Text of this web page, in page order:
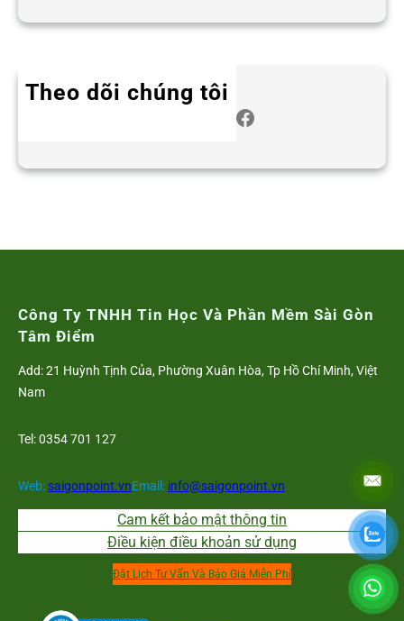
Theo dõi chúng tôi
Facebook
Công Ty TNHH Tin Học Và Phần Mềm Sài Gòn
Tâm Điểm
Add: 21 Huỳnh Tịnh Của, Phường Xuân Hòa, Tp Hồ Chí Minh, Việt
Nam
Tel: 0354 701 127
Web:saigonpoint.vnEmail: info@saigonpoint.vn
Cam kết bảo mật thông tin
Điều kiện điều khoản sử dụng
Đặt Lịch Tư Vấn Và Báo Giá Miễn Phí